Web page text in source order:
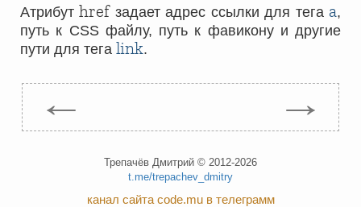
Атрибутhrefзадает адрес ссылки для тега a,
путь к CSS файлу, путь к фавикону и другие
пути для тега link.
← →
Трепачёв Дмитрий © 2012-2026
t.me/trepachev_dmitry
канал сайта code.mu в телеграмм